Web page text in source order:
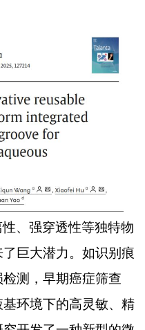
、强穿透性等独特物
巨大潜力。如识别痕
测，早期癌症筛查
环境下的高灵敏、精